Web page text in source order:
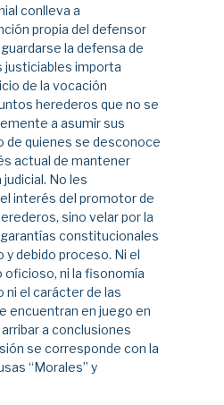
conlleva a
propia del defensor
la defensa de
justiciables importa
de la vocación
herederos que no se
a asumir sus
de quienes se desconoce
actual de mantener
No les
interés del promotor de
sino velar por la
constitucionales
y debido proceso. Ni el
oficioso, ni la fisonomía
ni el carácter de las
encuentran en juego en
a conclusiones
se corresponde con la
“Morales” y